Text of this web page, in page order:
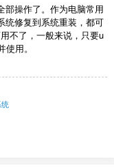
部操作了。作为电脑常用
统修复到系统重装，都可
不了，一般来说，只要u
用。